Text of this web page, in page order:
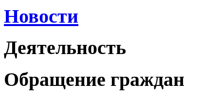
Новости
Деятельность
Обращение граждан